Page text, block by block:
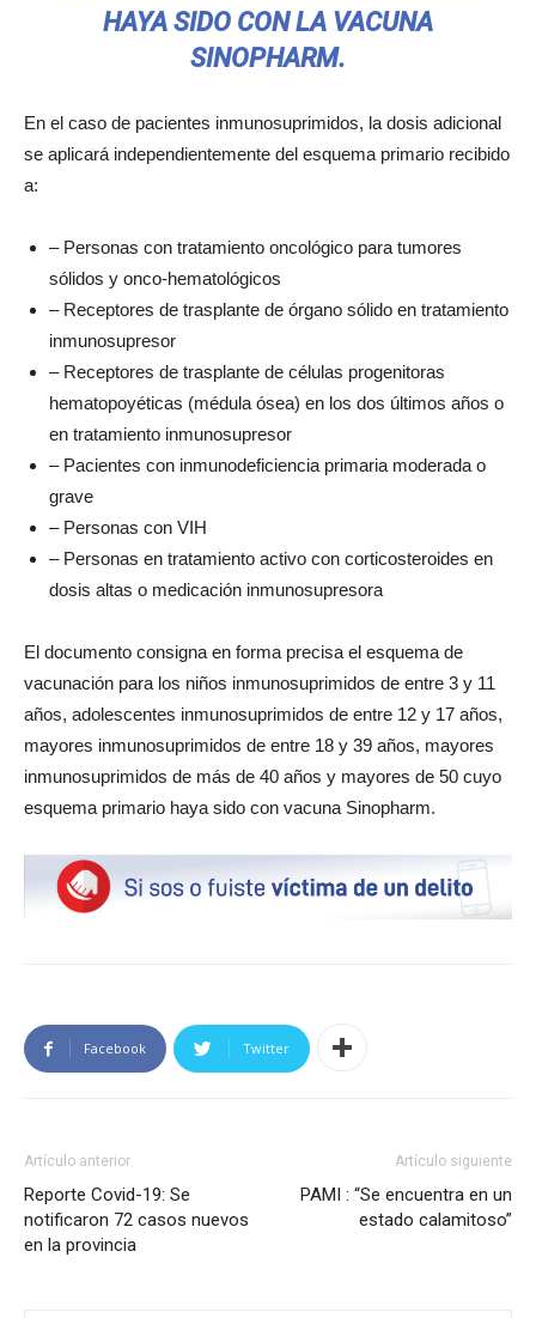
HAYA SIDO CON LA VACUNA
SINOPHARM.
En el caso de pacientes inmunosuprimidos, la dosis adicional
se aplicará independientemente del esquema primario recibido
a:
– Personas con tratamiento oncológico para tumores
sólidos y onco-hematológicos
– Receptores de trasplante de órgano sólido en tratamiento
inmunosupresor
– Receptores de trasplante de células progenitoras
hematopoyéticas (médula ósea) en los dos últimos años o
en tratamiento inmunosupresor
– Pacientes con inmunodeficiencia primaria moderada o
grave
– Personas con VIH
– Personas en tratamiento activo con corticosteroides en
dosis altas o medicación inmunosupresora
El documento consigna en forma precisa el esquema de
vacunación para los niños inmunosuprimidos de entre 3 y 11
años, adolescentes inmunosuprimidos de entre 12 y 17 años,
mayores inmunosuprimidos de entre 18 y 39 años, mayores
inmunosuprimidos de más de 40 años y mayores de 50 cuyo
esquema primario haya sido con vacuna Sinopharm.
Facebook Twitter
Artículo anterior
Reporte Covid-19: Se
notificaron 72 casos nuevos
en la provincia
Artículo siguiente
PAMI : “Se encuentra en un
estado calamitoso”